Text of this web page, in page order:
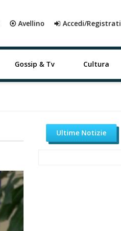
⦿ Avellino Accedi/Registrati
Gossip & Tv Cultura
Ultime Notizie